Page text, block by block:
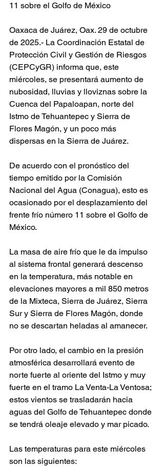
11 sobre el Golfo de México
Oaxaca de Juárez, Oax. 29 de octubre
de 2025.- La Coordinación Estatal de
Protección Civil y Gestión de Riesgos
(CEPCyGR) informa que, este
miércoles, se presentará aumento de
nubosidad, lluvias y lloviznas sobre la
Cuenca del Papaloapan, norte del
Istmo de Tehuantepec y Sierra de
Flores Magón, y un poco más
dispersas en la Sierra de Juárez.
De acuerdo con el pronóstico del
tiempo emitido por la Comisión
Nacional del Agua (Conagua), esto es
ocasionado por el desplazamiento del
frente frío número 11 sobre el Golfo de
México.
La masa de aire frío que le da impulso
al sistema frontal generará descenso
en la temperatura, más notable en
elevaciones mayores a mil 850 metros
de la Mixteca, Sierra de Juárez, Sierra
Sur y Sierra de Flores Magón, donde
no se descartan heladas al amanecer.
Por otro lado, el cambio en la presión
atmosférica desarrollará evento de
norte fuerte al oriente del Istmo y muy
fuerte en el tramo La Venta-La Ventosa;
estos vientos se trasladarán hacia
aguas del Golfo de Tehuantepec donde
se tendrá oleaje elevado y mar picado.
Las temperaturas para este miércoles
son las siguientes: